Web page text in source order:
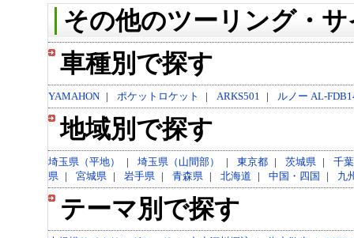
その他のツーリング・
車種別で探す
YAMAHON | ポケットロケット | ARKS501 | ルノー AL-
地域別で探す
埼玉県（平地） | 埼玉県（山間部） | 東京都 | 茨城県 |
千
県 | 宮城県 | 岩手県 | 青森県 | 北海道 | 中国・四国 | 九
テーマ別で探す